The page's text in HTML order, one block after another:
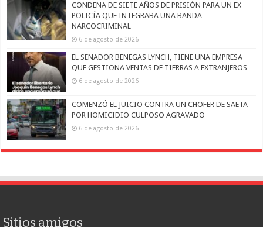
CONDENA DE SIETE AÑOS DE PRISIÓN PARA UN EX
POLICÍA QUE INTEGRABA UNA BANDA
NARCOCRIMINAL
6 de agosto de 2026
EL SENADOR BENEGAS LYNCH, TIENE UNA EMPRESA
QUE GESTIONA VENTAS DE TIERRAS A EXTRANJEROS
6 de agosto de 2026
COMENZÓ EL JUICIO CONTRA UN CHOFER DE SAETA
POR HOMICIDIO CULPOSO AGRAVADO
6 de agosto de 2026
Sitios amigos